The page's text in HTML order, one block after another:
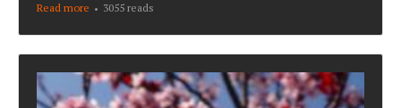
Read more about Quem me dera fosse ainda primavera
3055 reads